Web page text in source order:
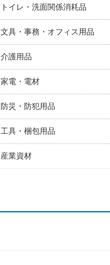
トイレ・洗面関係消耗品
文具・事務・オフィス用品
介護用品
家電・電材
防災・防犯用品
工具・梱包用品
産業資材